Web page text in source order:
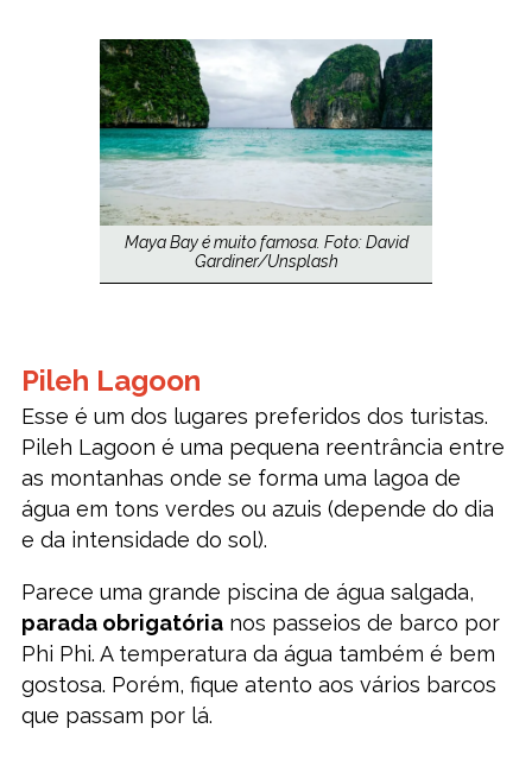
Maya Bay é muito famosa. Foto: David
Gardiner/Unsplash
Pileh Lagoon
Esse é um dos lugares preferidos dos turistas.
Pileh Lagoon é uma pequena reentrância entre
as montanhas onde se forma uma lagoa de
água em tons verdes ou azuis (depende do dia
e da intensidade do sol).
Parece uma grande piscina de água salgada,
parada obrigatórianos passeios de barco por
Phi Phi. A temperatura da água também é bem
gostosa. Porém, fique atento aos vários barcos
que passam por lá.